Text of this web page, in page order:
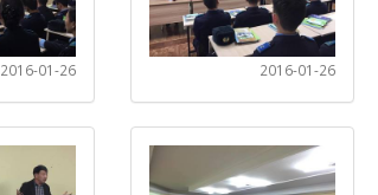
2016-01-26 2016-01-26